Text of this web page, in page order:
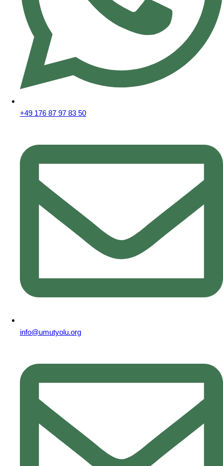
+49 176 87 97 83 50
info@umutyolu.org